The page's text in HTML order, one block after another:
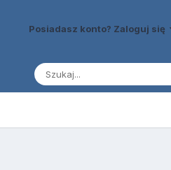
Posiadasz konto? Zaloguj się